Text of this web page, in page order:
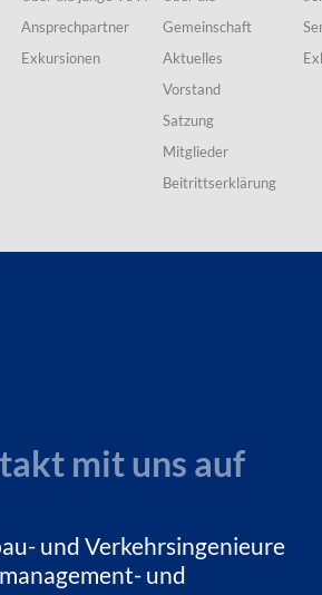
Ansprechpartner
Exkursionen
Gemeinschaft
Aktuelles
Vorstand
Satzung
Mitglieder
Beitrittserklärung
mit uns auf
und Verkehrsingenieure
und